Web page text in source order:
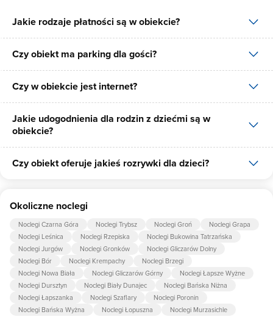
Jakie rodzaje płatności są w obiekcie?
W obiekcie dostępne są następujące formy płatności: gotówka.
Czy obiekt ma parking dla gości?
Tak, Domki Szarotki posiada bezpłatny parking dla gości na 6
miejsc.
Czy w obiekcie jest internet?
Tak, Domki Szarotki udostępnia dla swoich gości internet.
Jakie udogodnienia dla rodzin z dziećmi są w
obiekcie?
Udogodnienia dla rodzin z dziećmi jakie oferuje Domki Szarotki to:
Czy obiekt oferuje jakieś rozrywki dla dzieci?
piaskownica, trampolina.
Okoliczne noclegi
Noclegi Czarna Góra Noclegi Trybsz Noclegi Groń
Noclegi Grapa
Noclegi Leśnica
Noclegi Rzepiska
Noclegi Bukowina Tatrzańska
Noclegi Jurgów
Noclegi Gronków
Noclegi Gliczarów Dolny
Noclegi Bór
Noclegi Krempachy
Noclegi Brzegi
Noclegi Nowa Biała
Noclegi Gliczarów Górny
Noclegi Łapsze Wyżne
Noclegi Dursztyn
Noclegi Biały Dunajec
Noclegi Bańska Niżna
Noclegi Łapszanka
Noclegi Szaflary
Noclegi Poronin
Noclegi Bańska Wyżna
Noclegi Łopuszna Noclegi Murzasichle